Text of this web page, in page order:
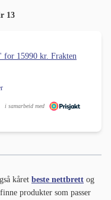
13
for 15990 kr. Frakten
i samarbeid med
kåret beste nettbrett og
produkter som passer